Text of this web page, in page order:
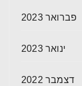
פברואר 2023
ינואר 2023
דצמבר 2022